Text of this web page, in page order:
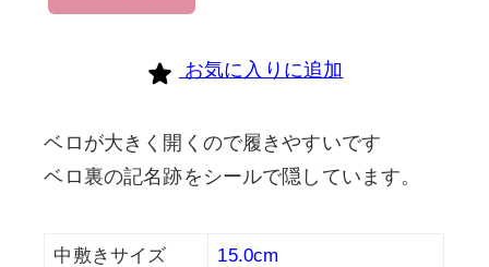
個
お気に入りに追加
ベロが大きく開くので履きやすいです
ベロ裏の記名跡をシールで隠しています。
中敷きサイズ 15.0cm